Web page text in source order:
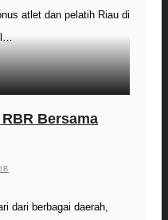
atlet dan pelatih Riau di
Bersama
dari berbagai daerah,